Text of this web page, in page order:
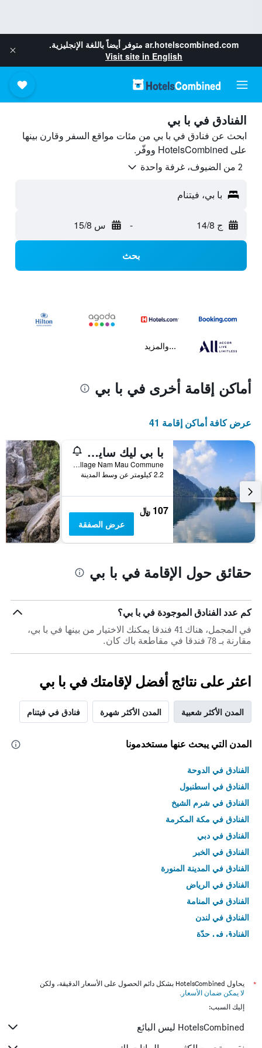
ar.hotelscombined.com متوفر أيضاً باللغة الإنجليزية.
Visit site in English
الفنادق في با بي
ابحث عن فنادق في با بي من مئات مواقع السفر وقارن بينها
على HotelsCombined ووفّر.
2 من الضيوف، غرفة واحدة
با بي، فيتنام
ج 14/8 - س 15/8
بحث
...والمزيد
أماكن إقامة أخرى في با بي
عرض كافة أماكن إقامة 41
با بي ليك سايد بنجالو
No 1 Coc Toc Village Nam Mau Commune, با بي, فيتنام
2.2 كيلومتر عن وسط المدينة
107 ﷼
عرض الصفقة
حقائق حول الإقامة في با بي
كم عدد الفنادق الموجودة في با بي؟
في المجمل، هناك 41 فندقا يمكنك الاختيار من بينها في با بي،
مقارنة بـ 78 فندقا في مقاطعة باك كان.
اعثر على نتائج أفضل لإقامتك في با بي
المدن الأكثر شعبية المدن الأكثر شهرة فنادق في فيتنام
المدن التي يبحث عنها مستخدمونا
الفنادق في الدوحة
الفنادق في اسطنبول
الفنادق في شرم الشيخ
الفنادق في مكة المكرمة
الفنادق في دبي
الفنادق في الخبر
الفنادق في المدينة المنورة
الفنادق في الرياض
الفنادق في المنامة
الفنادق في لندن
الفنادق في جدّة
*
يحاول HotelsCombined بشكل دائم الحصول على الأسعار الدقيقة، ولكن
لا يمكن ضمان الأسعار .
إليك السبب:
HotelsCombined ليس البائع